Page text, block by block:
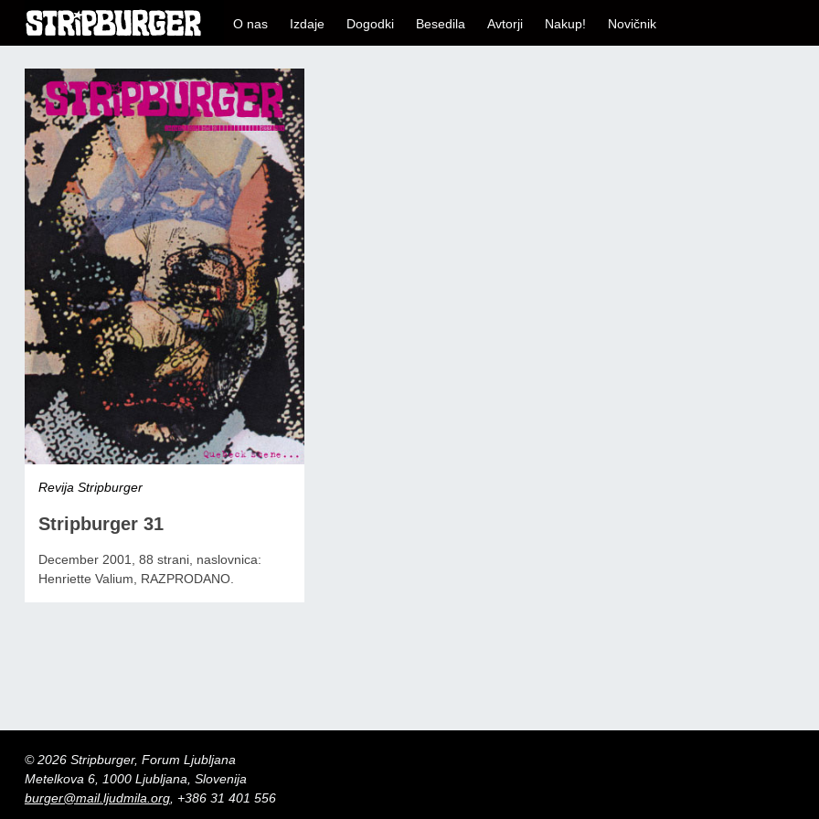
O nas Izdaje Dogodki Besedila Avtorji Nakup! Novičnik
Revija Stripburger
Stripburger 31
December 2001, 88 strani, naslovnica:
Henriette Valium, RAZPRODANO.
© 2026 Stripburger, Forum Ljubljana
Metelkova 6, 1000 Ljubljana, Slovenija
burger@mail.ljudmila.org, +386 31 401 556